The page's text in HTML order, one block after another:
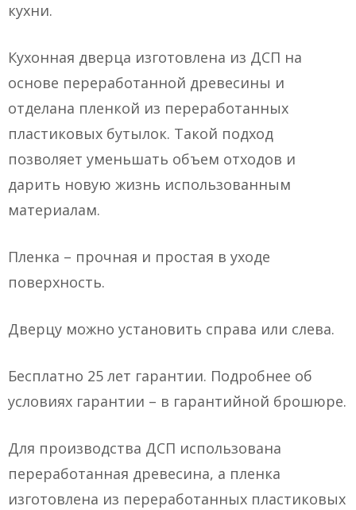
кухни.
Кухонная дверца изготовлена из ДСП на
основе переработанной древесины и
отделана пленкой из переработанных
пластиковых бутылок. Такой подход
позволяет уменьшать объем отходов и
дарить новую жизнь использованным
материалам.
Пленка – прочная и простая в уходе
поверхность.
Дверцу можно установить справа или слева.
Бесплатно 25 лет гарантии. Подробнее об
условиях гарантии – в гарантийной брошюре.
Для производства ДСП использована
переработанная древесина, а пленка
изготовлена из переработанных пластиковых